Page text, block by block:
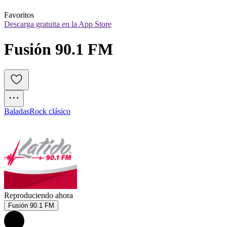
Favoritos
Descarga gratuita en la App Store
Fusión 90.1 FM
BaladasRock clásico
Reproduciendo ahora
Fusión 90.1 FM